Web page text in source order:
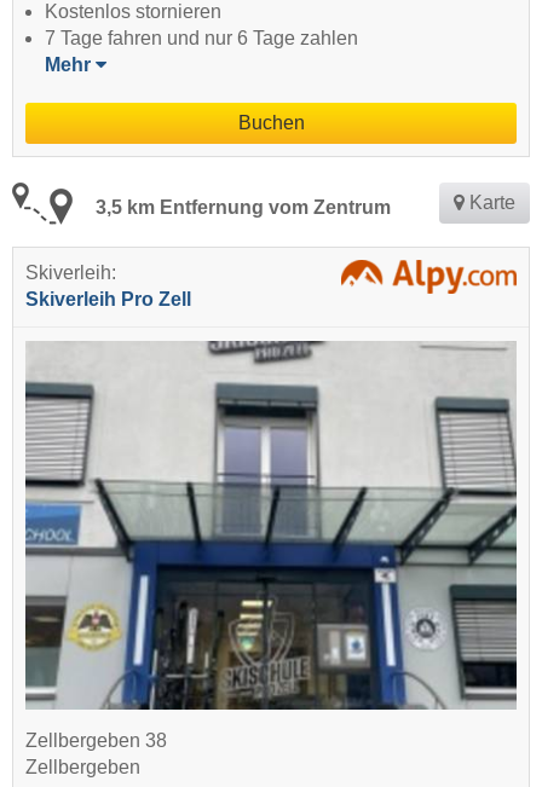
Kostenlos stornieren
7 Tage fahren und nur 6 Tage zahlen
Mehr
Buchen
3,5 km Entfernung vom Zentrum Karte
Skiverleih:
Skiverleih Pro Zell
Zellbergeben 38
Zellbergeben